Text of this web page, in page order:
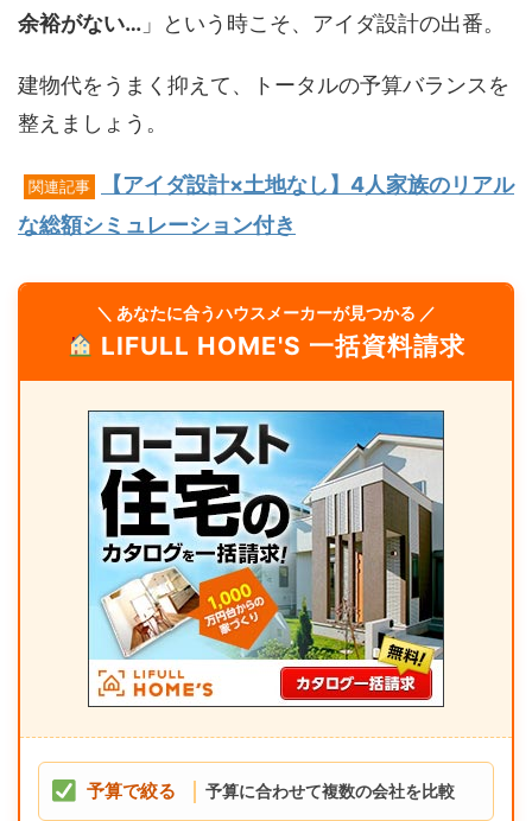
余裕がない… 」という時こそ、アイダ設計の出番。
建物代をうまく抑えて、トータルの予算バランスを
整えましょう。
関連記事
【アイダ設計×土地なし】4人家族のリアル
な総額シミュレーション付き
＼ あなたに合うハウスメーカーが見つかる ／
LIFULL HOME'S 一括資料請求
予算で絞る 予算に合わせて複数の会社を比較